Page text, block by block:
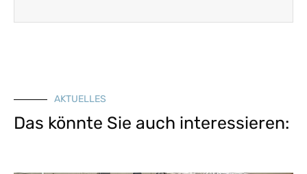
AKTUELLES
Das könnte Sie auch interessieren: